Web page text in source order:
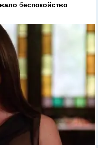
беспокойство